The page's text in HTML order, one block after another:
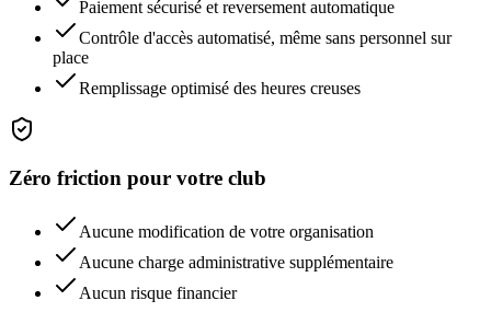
Paiement sécurisé et reversement automatique
Contrôle d'accès automatisé, même sans personnel sur
place
Remplissage optimisé des heures creuses
Zéro friction pour votre club
Aucune modification de votre organisation
Aucune charge administrative supplémentaire
Aucun risque financier